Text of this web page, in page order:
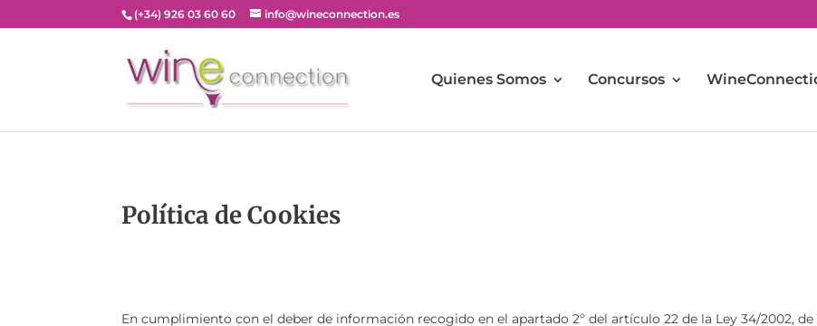
(+34) 926 03 60 60 info@wineconnection.es
Quienes Somos Concursos
Política de Cookies
En cumplimiento con el deber de información recogido en el apartado 2º del artículo 22 de la Ley 34/2002, de